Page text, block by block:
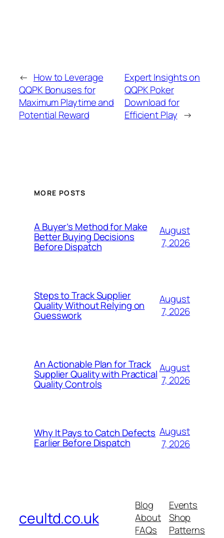
← How to Leverage
QQPK Bonuses for
Maximum Playtime and
Potential Reward
Expert Insights on
QQPK Poker
Download for
Efficient Play →
MORE POSTS
A Buyer’s Method for Make
Better Buying Decisions
Before Dispatch
August
7, 2026
Steps to Track Supplier
Quality Without Relying on
Guesswork
August
7, 2026
An Actionable Plan for Track
Supplier Quality with Practical
Quality Controls
August
7, 2026
Why It Pays to Catch Defects
Earlier Before Dispatch
August
7, 2026
ceultd.co.uk
Blog
About
FAQs
Events
Shop
Patterns